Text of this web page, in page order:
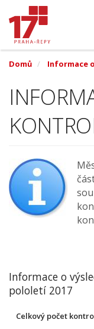
hlavnímu
obsahu
Domů
Informace
Informace o
pololetí 2017
Celkový počet